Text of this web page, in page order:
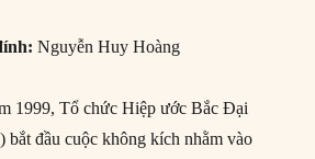
Nguyễn Huy Hoàng
1999, Tổ chức Hiệp ước Bắc Đại
đầu cuộc không kích nhằm vào